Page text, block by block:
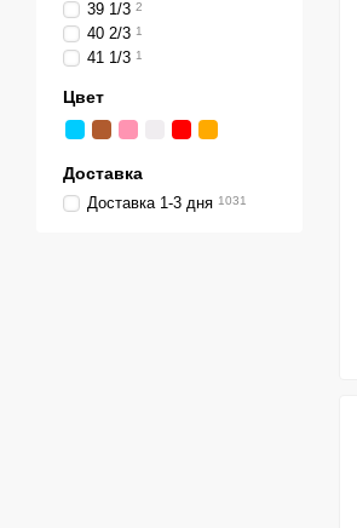
39 1/3 2
40 2/3 1
41 1/3 1
Цвет
Доставка
Доставка 1-3 дня 1031